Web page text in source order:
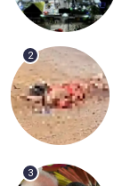
2
3